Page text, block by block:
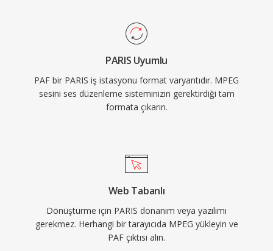
PARIS Uyumlu
PAF bir PARIS iş istasyonu format varyantıdır. MPEG
sesini ses düzenleme sisteminizin gerektirdiği tam
formata çıkarın.
Web Tabanlı
Dönüştürme için PARIS donanım veya yazılımı
gerekmez. Herhangi bir tarayıcıda MPEG yükleyin ve
PAF çıktısı alın.